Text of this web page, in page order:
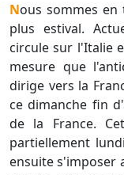
Nous sommes en transition vers un temps de plus en
plus estival.
circule sur l'Italie
mesure que
dirige vers la
ce dimanche fin
de la France.
partiellement
ensuite s'imposer